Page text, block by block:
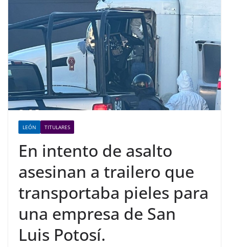
LEÓN TITULARES
En intento de asalto
asesinan a trailero que
transportaba pieles para
una empresa de San
Luis Potosí.